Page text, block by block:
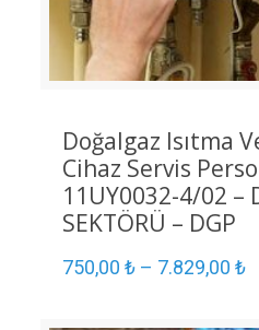
Doğalgaz Isıtma
Cihaz Servis
11UY0032-4/02 –
SEKTÖRÜ – DGP
750,00 ₺– 7.829,00 ₺